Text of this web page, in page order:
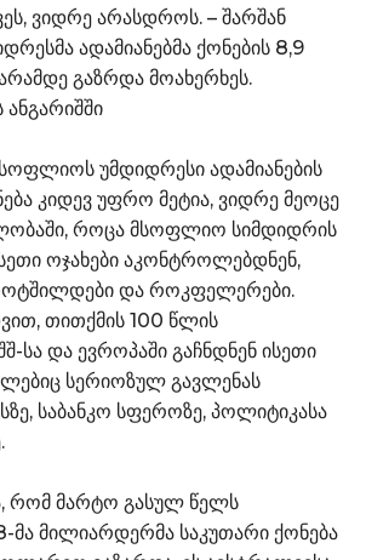
ვიდრე არასდროს. – შარშან
ადამიანებმა ქონების 8,9
გაზრდა მოახერხეს.
ანგარიშში
უმდიდრესი ადამიანების
კიდევ უფრო მეტია, ვიდრე მეოცე
როცა მსოფლიო სიმდიდრის
ოჯახები აკონტროლებდნენ,
და როკფელერები.
თითქმის 100 წლის
სა და ევროპაში გაჩნდნენ ისეთი
სერიოზულ გავლენას
საბანკო სფეროზე, პოლიტიკასა
რომ მარტო გასულ წელს
მილიარდერმა საკუთარი ქონება